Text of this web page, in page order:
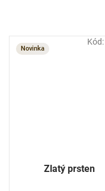
Novinka
Zlatý prsten
Kód: